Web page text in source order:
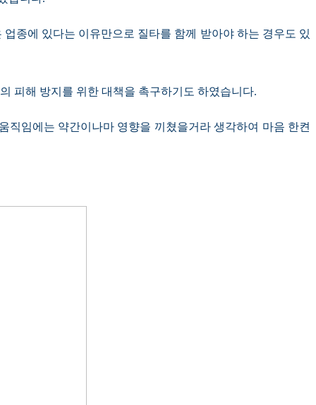
종에 있다는 이유만으로 질타를 함께 받아야 하는 경우도 있
피해 방지를 위한 대책을 촉구하기도 하였습니다.
임에는 약간이나마 영향을 끼쳤을거라 생각하여 마음 한켠